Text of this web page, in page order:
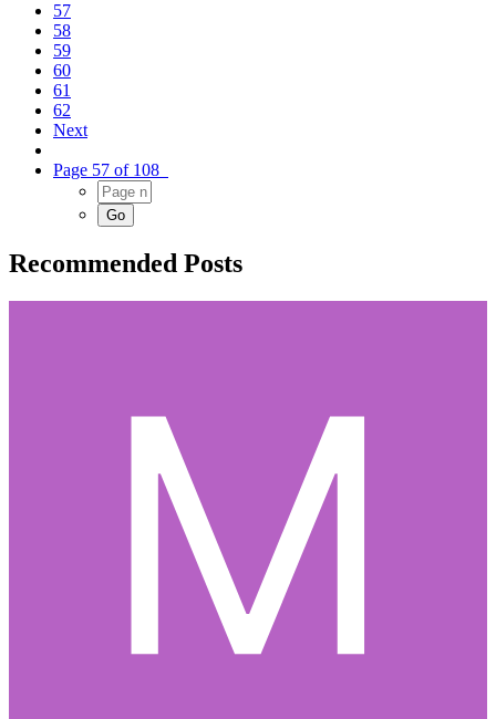
57
58
59
60
61
62
Next
Page 57 of 108
Recommended Posts